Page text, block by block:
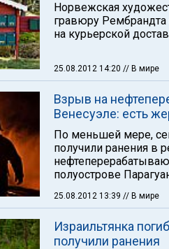
Норвежская
гравюру
на курьерской
25.08.2012 14:20 // В мире
Взрыв на
Венесуэле: есть
По меньшей мере,
получили ранения в
полуострове
25.08.2012 13:39 // В мире
Израильтянка
получили ранения